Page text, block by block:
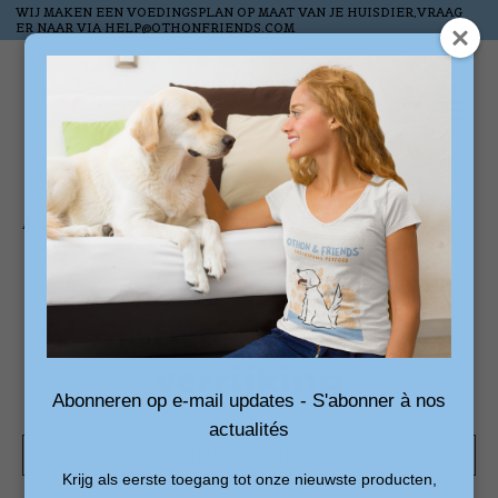
WIJ MAKEN EEN VOEDINGSPLAN OP MAAT VAN JE HUISDIER,VRAAG
ER NAAR VIA HELP@OTHONFRIENDS.COM
Liste de
Accueil / Mots-clés / knoflook verrijking
Produits associés au
mot-clé knoflook
Abonneren op e-mail updates - S'abonner à nos
actualités
Krijg als eerste toegang tot onze nieuwste producten,